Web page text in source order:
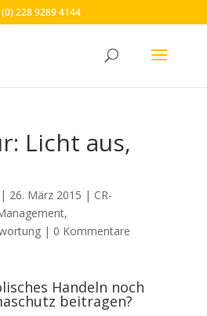
228 9289 4144
Licht aus,
26. März 2015 | CR-
,
| 0 Kommentare
Handeln noch
beitragen?